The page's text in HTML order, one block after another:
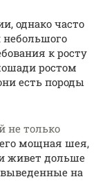
однако часто
к росту
ростом
есть породы
не только
мощная шея,
живет дольше
на